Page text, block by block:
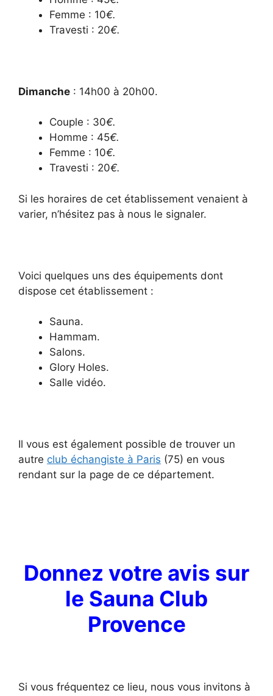
Femme : 10€.
Travesti : 20€.
Dimanche : 14h00 à 20h00.
Couple : 30€.
Homme : 45€.
Femme : 10€.
Travesti : 20€.
Si les horaires de cet établissement venaient à
varier, n’hésitez pas à nous le signaler.
Voici quelques uns des équipements dont
dispose cet établissement :
Sauna.
Hammam.
Salons.
Glory Holes.
Salle vidéo.
Il vous est également possible de trouver un
autre club échangiste à Paris (75) en vous
rendant sur la page de ce département.
Donnez votre avis sur
le Sauna Club
Provence
Si vous fréquentez ce lieu, nous vous invitons à